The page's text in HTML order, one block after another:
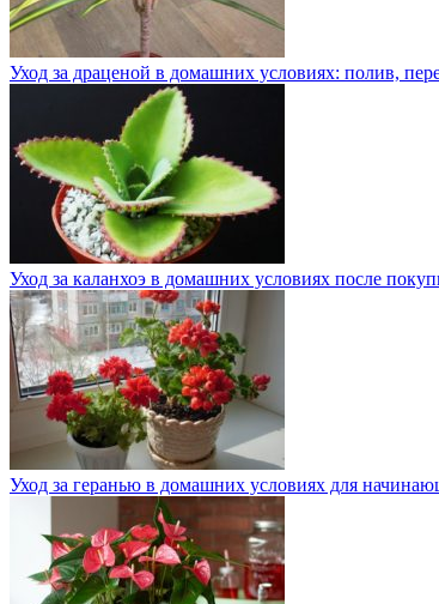
Уход за драценой в домашних условиях: полив,
Уход за каланхоэ в домашних условиях после
Уход за геранью в домашних условиях для